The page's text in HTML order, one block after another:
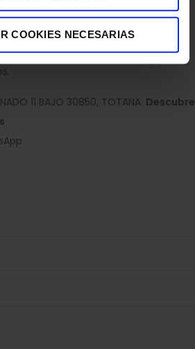
COOKIES NECESARIAS
de accesorios para el hogar con
11 BAJO 30850, TOTANA. Descubre